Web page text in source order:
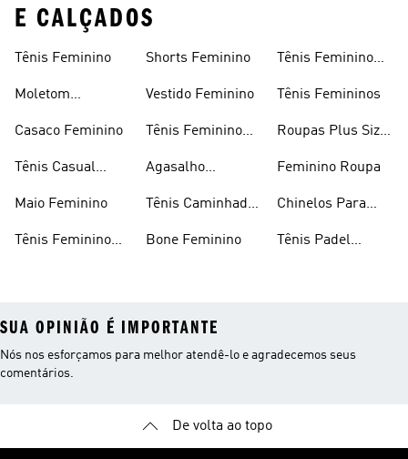
E CALÇADOS
Tênis Feminino
Moletom
Casaco Feminino
Tênis Casual
Maio Feminino
Tênis Feminino
Shorts Feminino
Vestido Feminino
Tênis Feminino
Agasalho
Tênis Caminhada
Bone Feminino
Tênis Feminino
Tênis Femininos
Roupas Plus Size
Feminino Roupa
Chinelos Para
Tênis Padel
SUA OPINIÃO É IMPORTANTE
Nós nos esforçamos para melhor atendê-lo e agradecemos seus
comentários.
De volta ao topo